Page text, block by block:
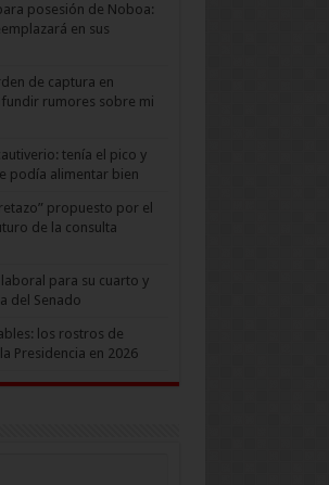
posesión de Noboa:
en sus
de captura en
rumores sobre mi
tenía el pico y
podía alimentar bien
propuesto por el
de la consulta
para su cuarto y
del Senado
los rostros de
Presidencia en 2026